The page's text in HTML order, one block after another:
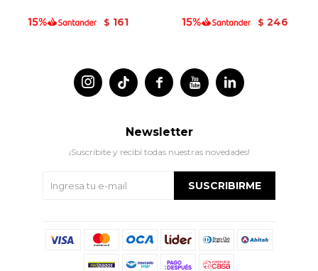
$ 161 $ 246
 
 
Newsletter
¡Suscribite y recibí todas nuestras novedades!
SUSCRIBIRME